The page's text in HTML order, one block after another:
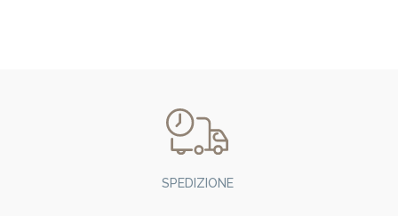
SPEDIZIONE